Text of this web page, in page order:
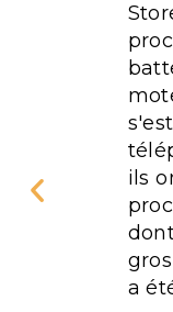
de
ils
a